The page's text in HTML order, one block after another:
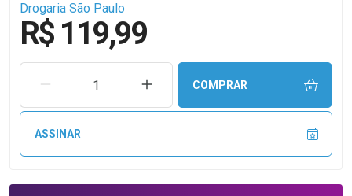
Drogaria São Paulo
R$ 119,99
REMOVER UMA UNIDADEAUMENTAR UMA UNIDADE
COMPRAR
ASSINAR